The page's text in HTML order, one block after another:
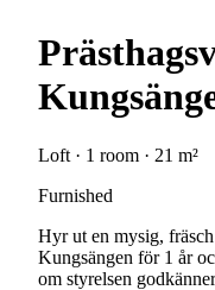
Loft · 1 room · 21 m²
Furnished
Hyr ut en mysig,
Kungsängen för 1 år
om styrelsen